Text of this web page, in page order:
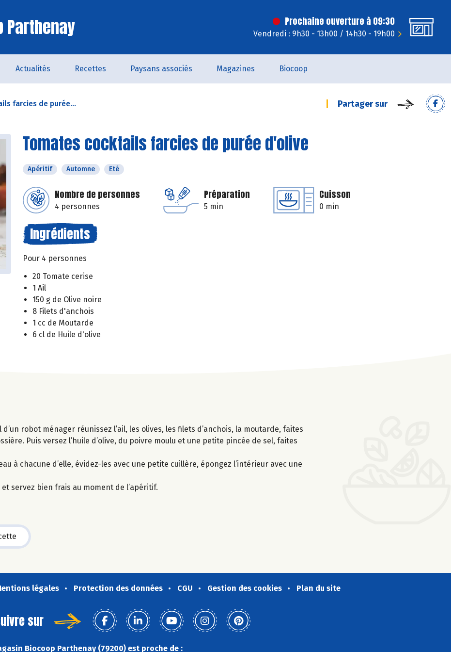
Parthenay Prochaine ouverture à 09:30
Vendredi : 9h30 - 13h00 / 14h30 - 19h00
Actualités Recettes Paysans associés Magazines Biocoop
farcies de purée... Partager sur
Tomates cocktails farcies de purée d'olive
Apéritif Automne Eté
Nombre de personnes
4 personnes
Préparation
5 min
Cuisson
0 min
Ingrédients
Pour 4 personnes
20 Tomate cerise
1 Ail
150 g de Olive noire
8 Filets d'anchois
1 cc de Moutarde
6 cl de Huile d'olive
d’un robot ménager réunissez l’ail, les olives, les filets d’anchois, la moutarde, faites
Puis versez l’huile d’olive, du poivre moulu et une petite pincée de sel, faites
à chacune d’elle, évidez-les avec une petite cuillère, épongez l’intérieur avec une
servez bien frais au moment de l’apéritif.
légales Protection des données CGU Gestion des cookies Plan du site
sur
Biocoop Parthenay (79200) est proche de :